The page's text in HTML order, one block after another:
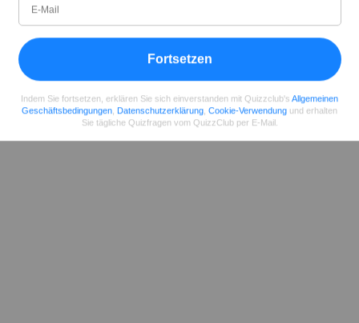
Fortsetzen
Indem Sie fortsetzen, erklären Sie sich einverstanden mit Quizzclub's Allgemeinen
Geschäftsbedingungen Datenschutzerklärung Cookie-Verwendung und erhalten
Sie tägliche Quizfragen vom QuizzClub per E-Mail.